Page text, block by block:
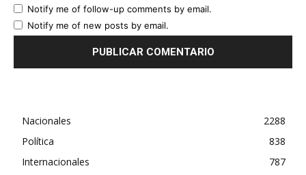
Notify me of follow-up comments by email.
Notify me of new posts by email.
Nacionales
2288
Política
838
Internacionales
787